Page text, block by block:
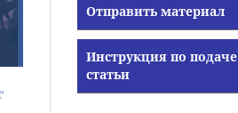
Отправить материал
Инструкция по подаче
статьи